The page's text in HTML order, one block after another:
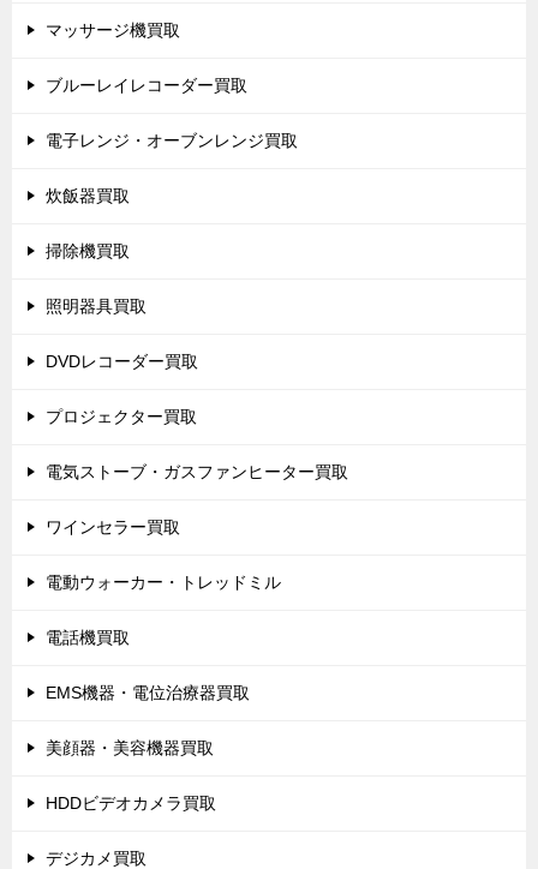
マッサージ機買取
ブルーレイレコーダー買取
電子レンジ・オーブンレンジ買取
炊飯器買取
掃除機買取
照明器具買取
DVDレコーダー買取
プロジェクター買取
電気ストーブ・ガスファンヒーター買取
ワインセラー買取
電動ウォーカー・トレッドミル
電話機買取
EMS機器・電位治療器買取
美顔器・美容機器買取
HDDビデオカメラ買取
デジカメ買取